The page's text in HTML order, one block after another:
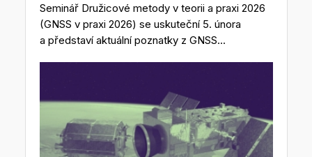
Seminář Družicové metody v teorii a praxi 2026
(GNSS v praxi 2026) se uskuteční 5. února
a představí aktuální poznatky z GNSS...